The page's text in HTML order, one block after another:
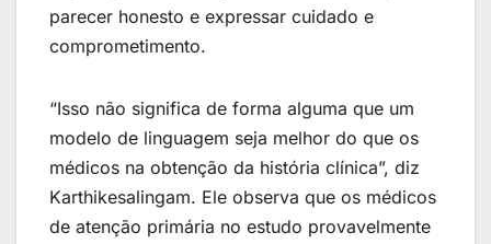
Financie seu veículo de forma rápida e 100%
parecer honesto e expressar cuidado e
comprometimento.
“Isso não significa de forma alguma que um
modelo de linguagem seja melhor do que os
médicos na obtenção da história clínica”, diz
Karthikesalingam. Ele observa que os médicos
de atenção primária no estudo provavelmente